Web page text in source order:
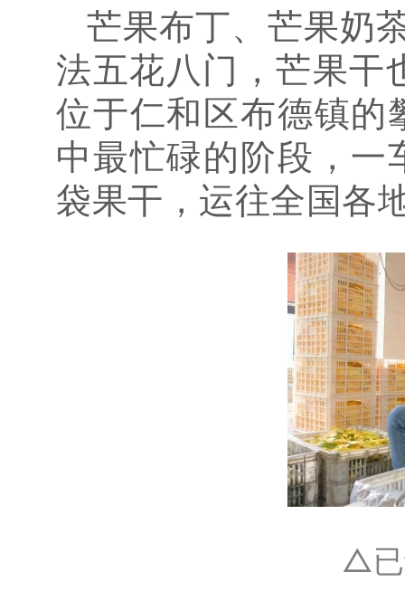
芒果布丁、芒果奶
法五花八门，芒果干
位于仁和区布德镇的
中最忙碌的阶段，
袋果干，运往全国各
△已